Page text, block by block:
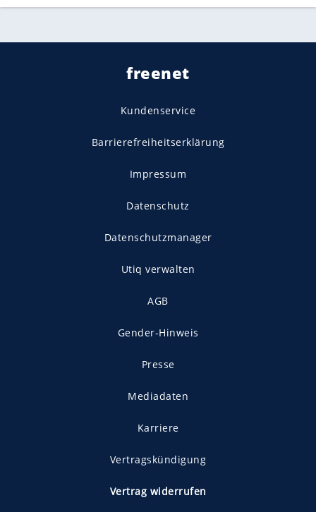
freenet
Kundenservice
Barrierefreiheitserklärung
Impressum
Datenschutz
Datenschutzmanager
Utiq verwalten
AGB
Gender-Hinweis
Presse
Mediadaten
Karriere
Vertragskündigung
Vertrag widerrufen